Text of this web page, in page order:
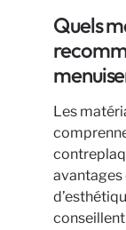
Quels
Les
avantages